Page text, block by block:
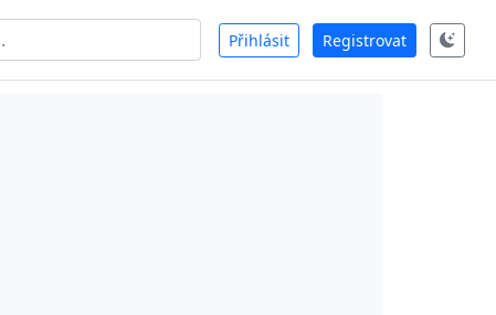
Přihlásit Registrovat